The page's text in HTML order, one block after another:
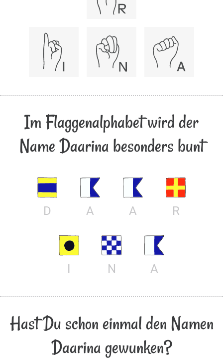
Im Flaggenalphabet wird der
Name Daarina besonders bunt
D A A R
I N A
Hast Du schon einmal den Namen
Daarina gewunken?